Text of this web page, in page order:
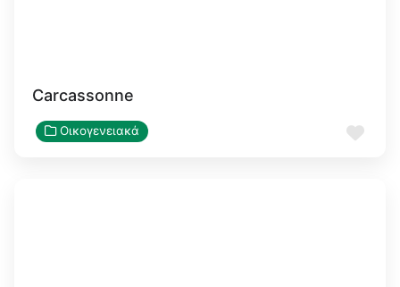
Carcassonne
Οικογενειακά